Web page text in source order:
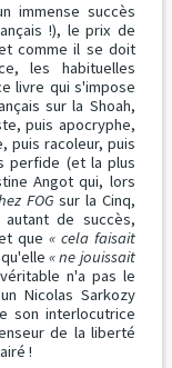
immense succès
!), le prix de
comme il se doit
les habituelles
livre qui s'impose
sur la Shoah,
puis apocryphe,
puis racoleur, puis
perfide (et la plus
Angot qui, lors
FOG sur la Cinq,
autant de succès,
que « cela faisait
« ne jouissait
n'a pas le
Nicolas Sarkozy
son interlocutrice
de la liberté
!